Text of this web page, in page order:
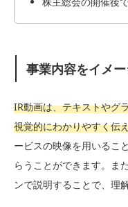
事業内容をイメ
IR動画は、テキストやグ
視覚的にわかりやすく伝
ービスの映像を用いるこ
らうことができます。ま
ンで説明することで、理